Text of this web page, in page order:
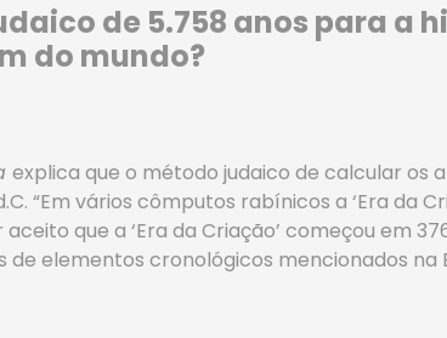
de 5.758 anos para a
do mundo?
explica que o método judaico de calcular os
“Em vários cômputos rabínicos a ‘Era da
que a ‘Era da Criação’ começou em
elementos cronológicos mencionados